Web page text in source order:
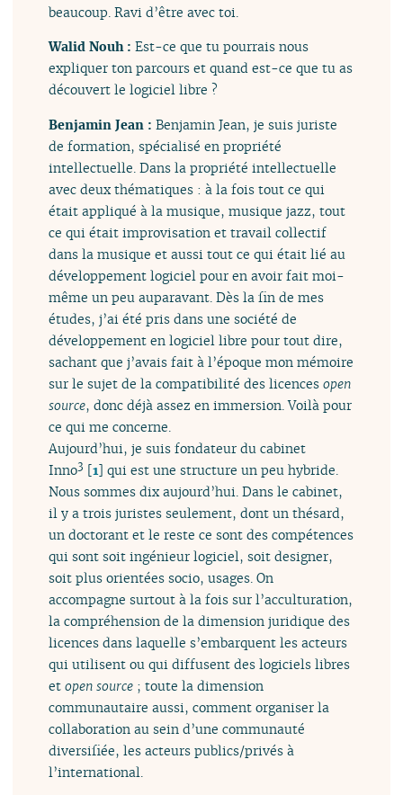
beaucoup. Ravi d’être avec toi.
Walid Nouh :Est-ce que tu pourrais nous
expliquer ton parcours et quand est-ce que tu as
découvert le logiciel libre ?
Benjamin Jean :Benjamin Jean, je suis juriste
de formation, spécialisé en propriété
intellectuelle. Dans la propriété intellectuelle
avec deux thématiques : à la fois tout ce qui
était appliqué à la musique, musique jazz, tout
ce qui était improvisation et travail collectif
dans la musique et aussi tout ce qui était lié au
développement logiciel pour en avoir fait moi-
même un peu auparavant. Dès la fin de mes
études, j’ai été pris dans une société de
développement en logiciel libre pour tout dire,
sachant que j’avais fait à l’époque mon mémoire
sur le sujet de la compatibilité des licencesopen
source, donc déjà assez en immersion. Voilà pour
ce qui me concerne.
Aujourd’hui, je suis fondateur du cabinet
Inno3 [1] qui est une structure un peu hybride.
Nous sommes dix aujourd’hui. Dans le cabinet,
il y a trois juristes seulement, dont un thésard,
un doctorant et le reste ce sont des compétences
qui sont soit ingénieur logiciel, soit designer,
soit plus orientées socio, usages. On
accompagne surtout à la fois sur l’acculturation,
la compréhension de la dimension juridique des
licences dans laquelle s’embarquent les acteurs
qui utilisent ou qui diffusent des logiciels libres
etopen source ; toute la dimension
communautaire aussi, comment organiser la
collaboration au sein d’une communauté
diversifiée, les acteurs publics/privés à
l’international.